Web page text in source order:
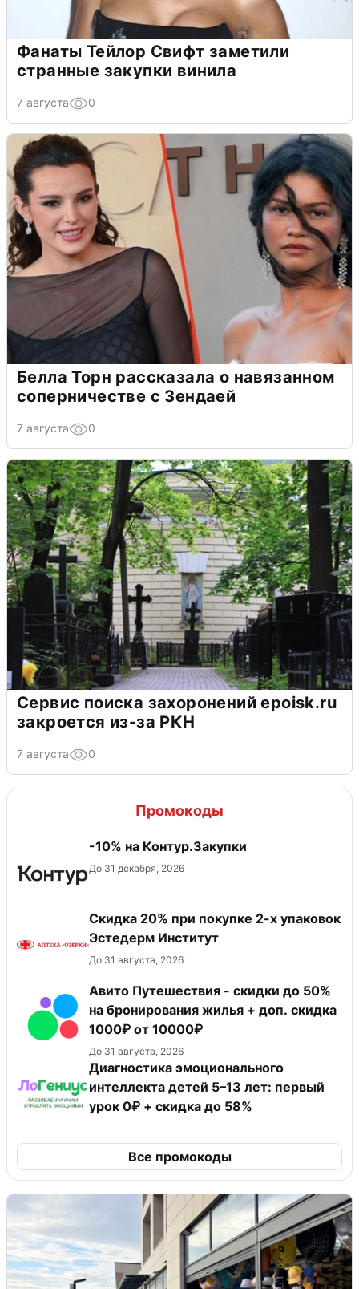
Фанаты Тейлор Свифт заметили
странные закупки винила
7 августа 0
Белла Торн рассказала о навязанном
соперничестве с Зендаей
7 августа 0
Сервис поиска захоронений epoisk.ru
закроется из-за РКН
7 августа 0
Промокоды
-10% на Контур.Закупки
До 31 декабря, 2026
Скидка 20% при покупке 2-х упаковок
Эстедерм Институт
До 31 августа, 2026
Авито Путешествия - скидки до 50%
на бронирования жилья + доп. скидка
1000₽ от 10000₽
До 31 августа, 2026
Диагностика эмоционального
интеллекта детей 5–13 лет: первый
урок 0₽ + скидка до 58%
Все промокоды